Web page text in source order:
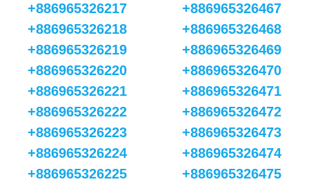
+886965326217
+886965326218
+886965326219
+886965326220
+886965326221
+886965326222
+886965326223
+886965326224
+886965326225
+886965326467
+886965326468
+886965326469
+886965326470
+886965326471
+886965326472
+886965326473
+886965326474
+886965326475